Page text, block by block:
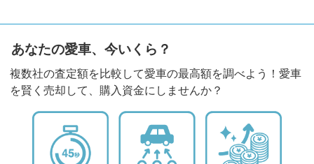
あなたの愛車、今いくら？
複数社の査定額を比較して愛車の最高額を調べよう！愛車
を賢く売却して、購入資金にしませんか？